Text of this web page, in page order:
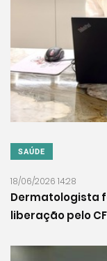
SAÚDE
18/06/2026 14:28
Dermatologista
liberação pelo